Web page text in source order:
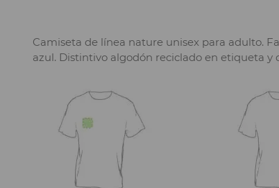
Camiseta de línea nature unisex para adulto.
azul. Distintivo algodón reciclado en etiqueta y